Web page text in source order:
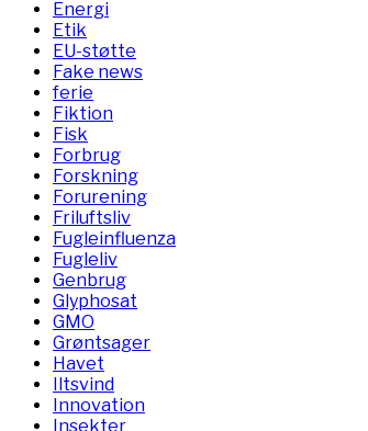
Energi
Etik
EU-støtte
Fake news
ferie
Fiktion
Fisk
Forbrug
Forskning
Forurening
Friluftsliv
Fugleinfluenza
Fugleliv
Genbrug
Glyphosat
GMO
Grøntsager
Havet
Iltsvind
Innovation
Insekter